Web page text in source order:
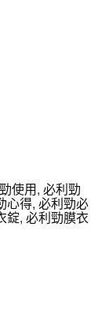
使用,必利勁
心得,必利勁必
錠,必利勁膜衣